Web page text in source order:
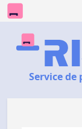
Service